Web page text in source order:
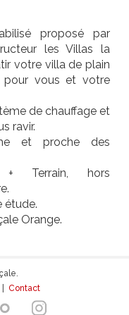
proposé par
les Villas la
votre villa de plain
vous et votre
de chauffage et
ravir.
et proche des
+ Terrain, hors
étude.
Orange.
Contact